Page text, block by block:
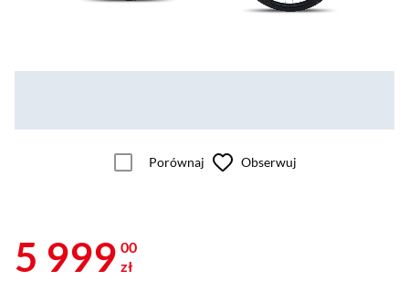
Porównaj Obserwuj
5 999 00
zł